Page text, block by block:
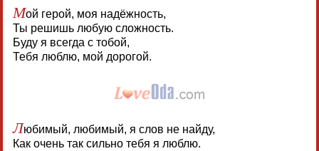
Мой герой, моя надёжность,
Ты решишь любую сложность.
Буду я всегда с тобой,
Тебя люблю, мой дорогой.
Любимый, любимый, я слов не найду,
Как очень так сильно тебя я люблю.